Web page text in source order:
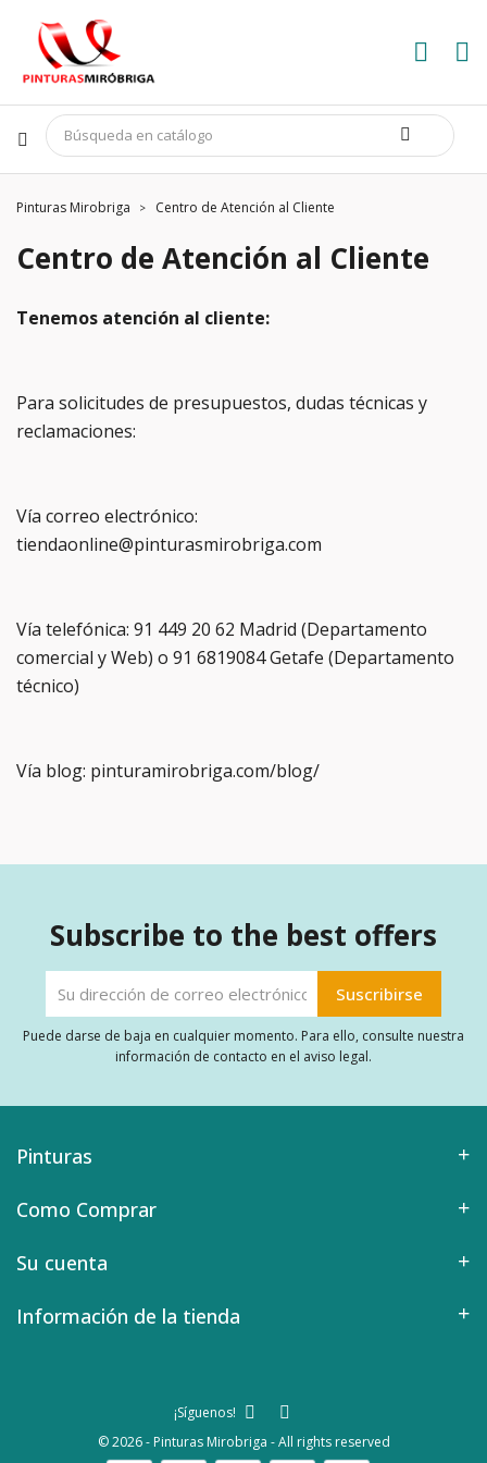
Pinturas Mirobriga Centro de Atención al Cliente
Centro de Atención al Cliente
Tenemos atención al cliente:
Para solicitudes de presupuestos, dudas técnicas y
reclamaciones:
Vía correo electrónico:
tiendaonline@pinturasmirobriga.com
Vía telefónica: 91 449 20 62 Madrid (Departamento
comercial y Web) o 91 6819084 Getafe (Departamento
técnico)
Vía blog: pinturamirobriga.com/blog/
Subscribe to the best offers
Puede darse de baja en cualquier momento. Para ello, consulte nuestra
información de contacto en el aviso legal.
Pinturas
Como Comprar
Su cuenta
Información de la tienda
© 2026 - Pinturas Mirobriga - All rights reserved
¡Síguenos!